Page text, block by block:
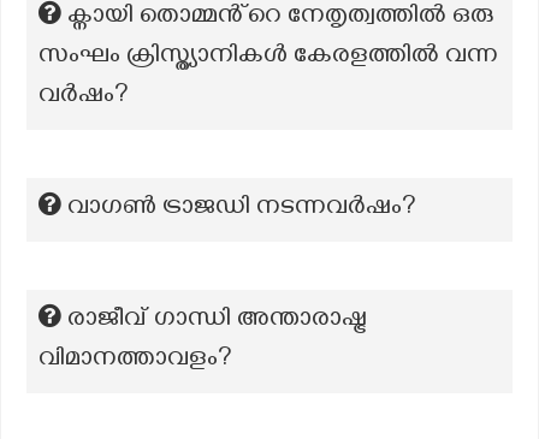
ക്നായി തൊമ്മൻ്റെ നേതൃത്വത്തിൽ ഒരു
സംഘം ക്രിസ്ത്യാനികൾ കേരളത്തിൽ വന്ന
വർഷം?
വാഗൺ ട്രാജഡി നടന്നവർഷം?
രാജീവ് ഗാന്ധി അന്താരാഷ്ട്ര
വിമാനത്താവളം?